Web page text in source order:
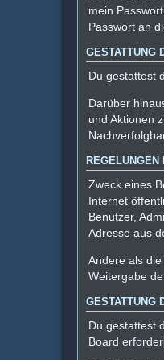
mein
Passwort an
GESTATTUNG
Du gestattest
Darüber
und Aktionen
REGELUNGEN
Zweck eines
Internet
Benutzer,
Adresse aus
Andere als
Weitergabe
GESTATTUNG
Du gestattest
Board